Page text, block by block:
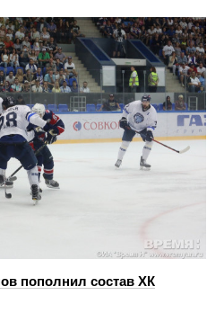
пополнил состав ХК